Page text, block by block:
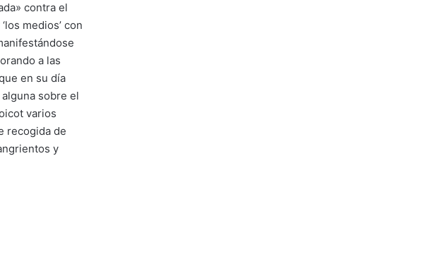
contra el
medios’ con
a las
en su día
sobre el
varios
recogida de
y